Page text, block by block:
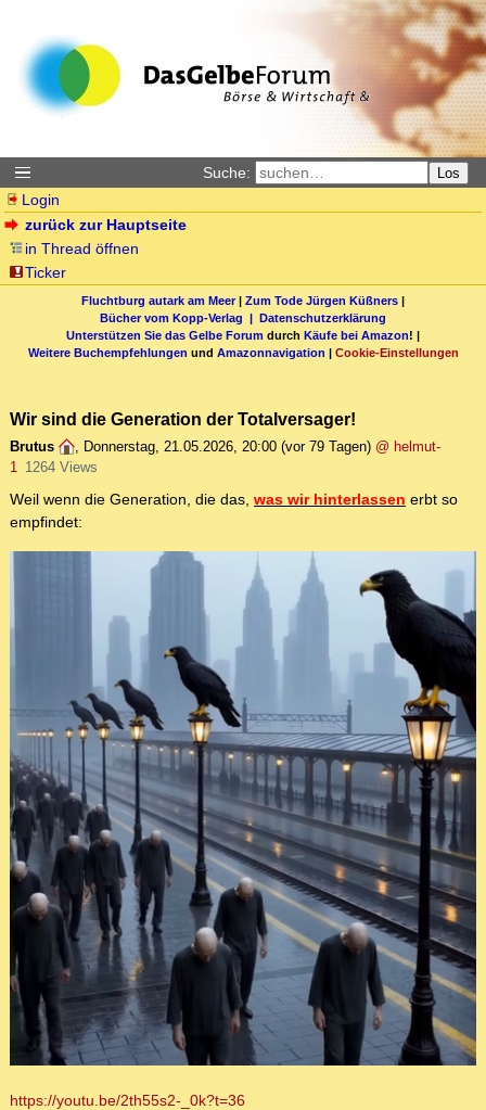
Suche: Los
Login
zurück zur Hauptseite
in Thread öffnen
Ticker
Fluchtburg autark am Meer| Zum Tode Jürgen Küßners |
Bücher vom Kopp-Verlag | Datenschutzerklärung
Unterstützen Sie das Gelbe Forum durch Käufe bei Amazon! |
Weitere Buchempfehlungen und Amazonnavigation | Cookie-Einstellungen
Wir sind die Generation der Totalversager!
Brutus , Donnerstag, 21.05.2026, 20:00 (vor 79 Tagen) @ helmut-
1 1264 Views
Weil wenn die Generation, die das, was wir hinterlassen erbt so
empfindet:
https://youtu.be/2th55s2-_0k?t=36